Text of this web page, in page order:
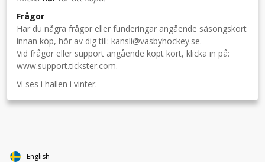
Frågor
Har du några frågor eller funderingar angående säsongskort
innan köp, hör av dig till: kansli@vasbyhockey.se.
Vid frågor eller support angående köpt kort, klicka in på:
www.support.tickster.com.
Vi ses i hallen i vinter.
English